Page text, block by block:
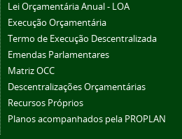
Lei Orçamentária Anual - LOA
Execução Orçamentária
Termo de Execução Descentralizada
Emendas Parlamentares
Matriz OCC
Descentralizações Orçamentárias
Recursos Próprios
Planos acompanhados pela PROPLAN